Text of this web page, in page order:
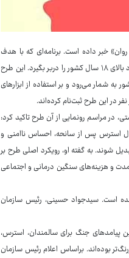
خبر داده است. برنامه‌ای که با هدف
شناسایی پیامدهای روانی ناشی از جنگ اخیر و ارائه مداخلات زودهنگام طراحی شده و قرار است تمامی افراد بالای ۱۸ سال کشور را دربر بگیرد. این طرح
در کشور به شمار می‌رود و بر استفاده از ابزارهای
در مراسم رونمایی از آن طرح تاکید کرد:
استرس پس از سانحه، احساس ناامنی و
شوند. به گفته او، رویکرد اصلی طرح بر
و هزینه‌های سنگین درمانی و اجتماعی
شده است. سیدجواد حسینی، رئیس سازمان
مهم‌ترین پیامدهای جنگ برای سالمندان، استرس،
بوده‌اند. براساس اعلام رئیس سازمان